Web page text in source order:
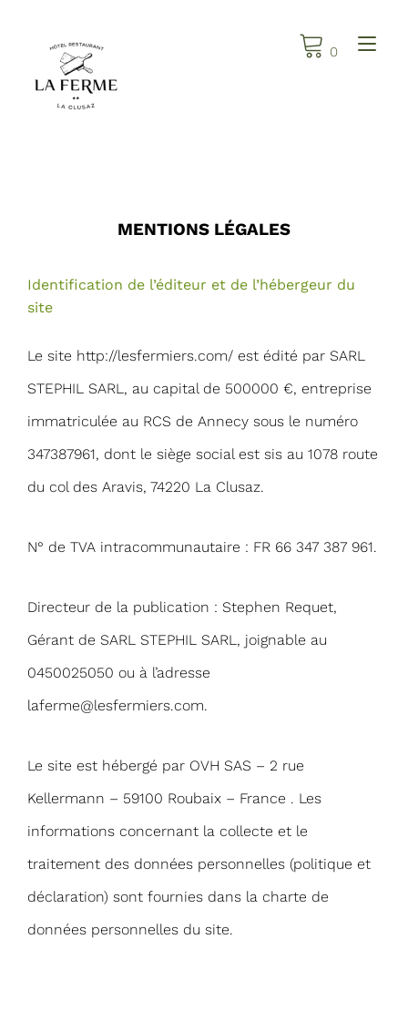
content
0
MENTIONS LÉGALES
Identification de l’éditeur et de l’hébergeur du
site
Le site http://lesfermiers.com/ est édité par SARL
STEPHIL SARL, au capital de 500000 €, entreprise
immatriculée au RCS de Annecy sous le numéro
347387961, dont le siège social est sis au 1078 route
du col des Aravis, 74220 La Clusaz.
N° de TVA intracommunautaire : FR 66 347 387 961.
Directeur de la publication : Stephen Requet,
Gérant de SARL STEPHIL SARL, joignable au
0450025050 ou à l’adresse
laferme@lesfermiers.com.
Le site est hébergé par OVH SAS – 2 rue
Kellermann – 59100 Roubaix – France . Les
informations concernant la collecte et le
traitement des données personnelles (politique et
déclaration) sont fournies dans la charte de
données personnelles du site.